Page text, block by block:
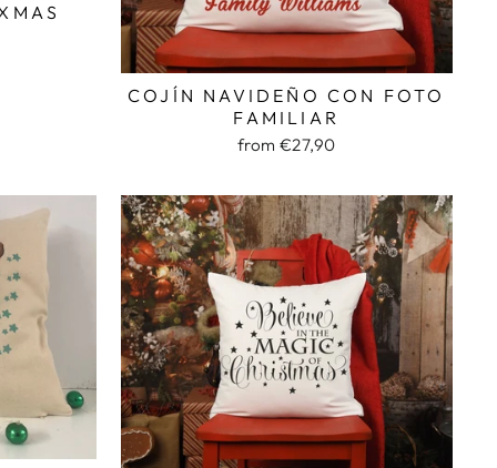
COJÍN NAVIDEÑO CON FOTO
FAMILIAR
from €27,90